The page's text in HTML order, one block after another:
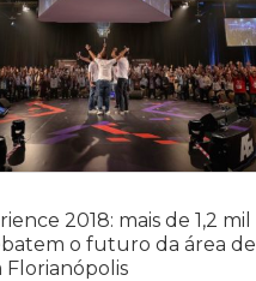
2018: mais de 1,2 mil
o futuro da área de
Florianópolis